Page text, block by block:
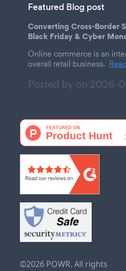
Featured Blog post
Converting Cross-Border
Black Friday & Cyber
Online commerce is an
overall retail business.
Posted by on 2026-
©2026 POWR. All rights